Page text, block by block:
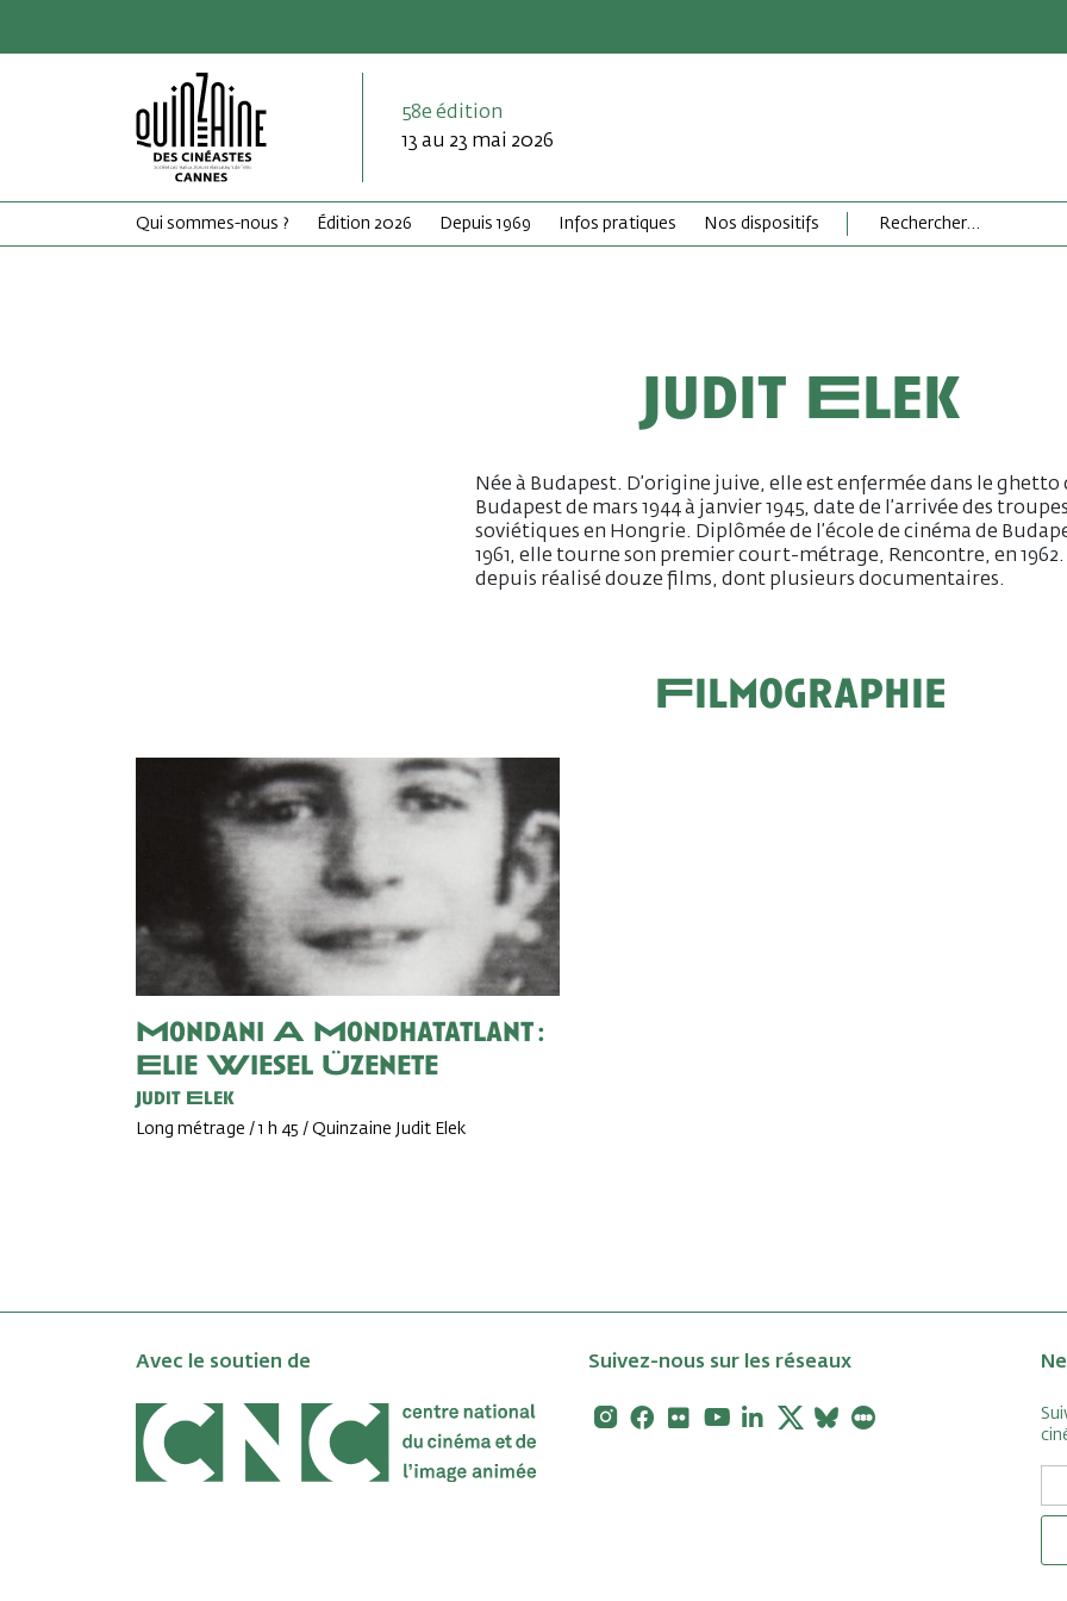
58e édition
13 au 23 mai 2026
Qui sommes-nous ? Édition 2026 Depuis 1969 Infos pratiques Nos dispositifs
Judit Elek
Née à Budapest. D’origine juive, elle est enfermée dans le ghetto
Budapest de mars 1944 à janvier 1945, date de l’arrivée des troupes
soviétiques en Hongrie. Diplômée de l’école de cinéma de
1961, elle tourne son premier court-métrage, Rencontre, en 1962.
depuis réalisé douze films, dont plusieurs documentaires.
Filmographie
Mondani A Mondhatatlant :
Elie Wiesel Üzenete
Judit Elek
Long métrage / 1 h 45 / Quinzaine Judit Elek
Suivez-nous sur les réseaux
Instagram
Facebook
FlickrYoutubeLinkedin
X Bluesky
Avec le soutien de